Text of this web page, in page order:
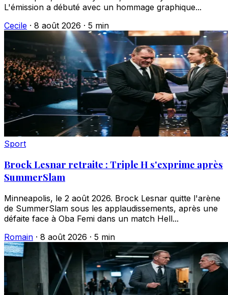
L'émission a débuté avec un hommage graphique...
Cecile · 8 août 2026 · 5 min
Sport
Brock Lesnar retraite : Triple H s'exprime après
SummerSlam
Minneapolis, le 2 août 2026. Brock Lesnar quitte l'arène
de SummerSlam sous les applaudissements, après une
défaite face à Oba Femi dans un match Hell...
Romain · 8 août 2026 · 5 min